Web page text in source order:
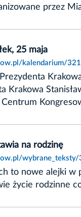
przez
25 maja
kalendarium/
Krakowa
Centrum
na rodzinę
wybrane_teksty/
to nowe alejki w
życie rodzinne